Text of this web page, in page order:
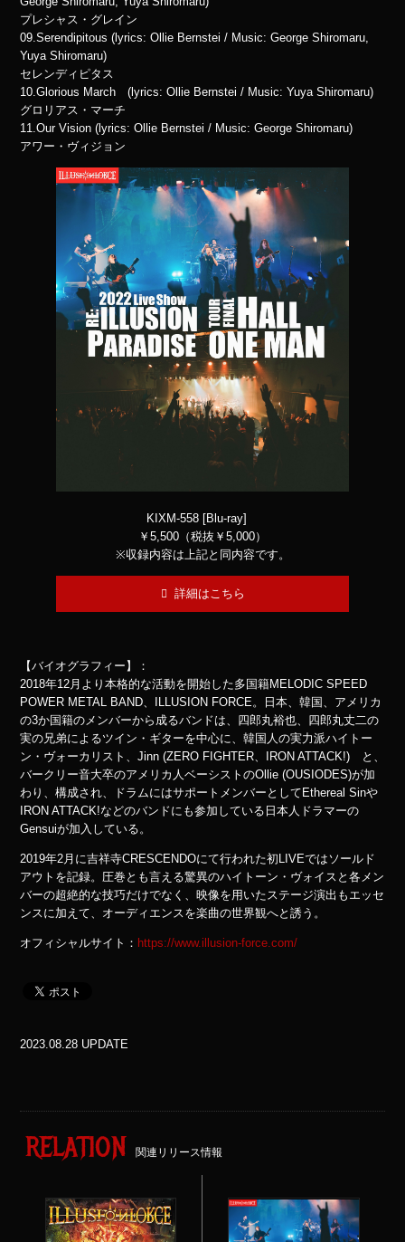
プレシャス・グレイン
09.Serendipitous (lyrics: Ollie Bernstei / Music: George Shiromaru,
Yuya Shiromaru)
セレンディピタス
10.Glorious March (lyrics: Ollie Bernstei / Music: Yuya Shiromaru)
グロリアス・マーチ
11.Our Vision (lyrics: Ollie Bernstei / Music: George Shiromaru)
アワー・ヴィジョン
KIXM-558 [Blu-ray]
￥5,500（税抜￥5,000）
※収録内容は上記と同内容です。
詳細はこちら
【バイオグラフィー】：
2018年12月より本格的な活動を開始した多国籍MELODIC SPEED
POWER METAL BAND、ILLUSION FORCE。日本、韓国、アメリカ
の3か国籍のメンバーから成るバンドは、四郎丸裕也、四郎丸丈二の
実の兄弟によるツイン・ギターを中心に、韓国人の実力派ハイトー
ン・ヴォーカリスト、Jinn (ZERO FIGHTER、IRON ATTACK!) と、
バークリー音大卒のアメリカ人ベーシストのOllie (OUSIODES)が加
わり、構成され、ドラムにはサポートメンバーとしてEthereal Sinや
IRON ATTACK!などのバンドにも参加している日本人ドラマーの
Gensuiが加入している。
2019年2月に吉祥寺CRESCENDOにて行われた初LIVEではソールド
アウトを記録。圧巻とも言える驚異のハイトーン・ヴォイスと各メン
バーの超絶的な技巧だけでなく、映像を用いたステージ演出もエッセ
ンスに加えて、オーディエンスを楽曲の世界観へと誘う。
オフィシャルサイト： https://www.illusion-force.com/
2023.08.28 UPDATE
RELATION 関連リリース情報